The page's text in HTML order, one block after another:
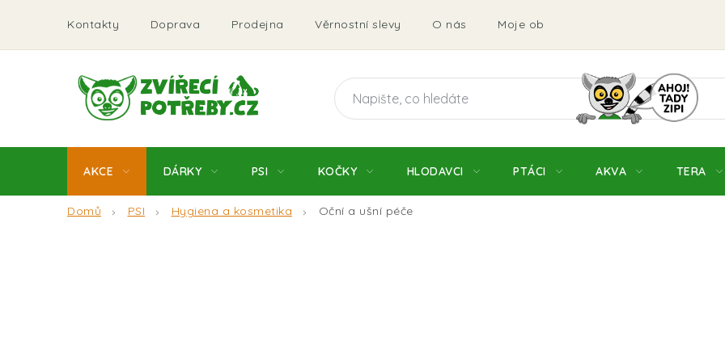
obsah
Kontakty Doprava Prodejna Věrnostní slevy O nás Moje objednávka Obchodní
AKCE DÁRKY PSI KOČKY HLODAVCI PTÁCI AKVA TERA
Domů PSI Hygiena a kosmetika Oční a ušní péče